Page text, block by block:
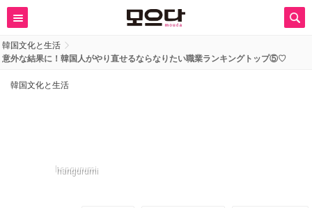
韓国文化と生活
意外な結果に！韓国人がやり直せるならなりたい職業ランキングトップ⑤♡
韓国文化と生活
hangurumi